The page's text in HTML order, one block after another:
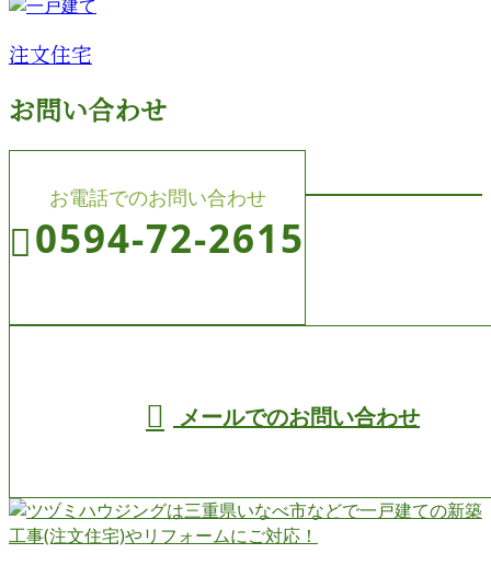
注文住宅
お問い合わせ
お電話でのお問い合わせ
0594-72-2615
メールでのお問い合わせ